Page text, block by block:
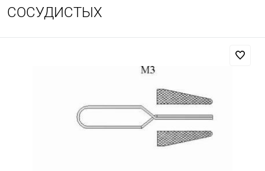
СОСУДИСТЫХ